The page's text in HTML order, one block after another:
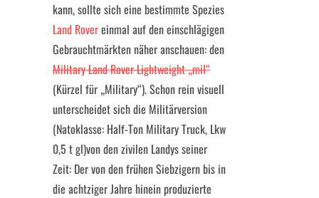
kann, sollte sich eine bestimmte Spezies
Land Rovereinmal auf den einschlägigen
Gebrauchtmärkten näher anschauen: den
Military Land Rover Lightweight „mil“
(Kürzel für „Military“). Schon rein visuell
unterscheidet sich die Militärversion
(Natoklasse: Half-Ton Military Truck, Lkw
0,5 t gl)von den zivilen Landys seiner
Zeit: Der von den frühen Siebzigern bis in
die achtziger Jahre hinein produzierte